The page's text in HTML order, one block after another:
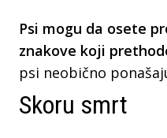
Psi mogu da osete
znakove koji
psi neobično
Skoru smrt